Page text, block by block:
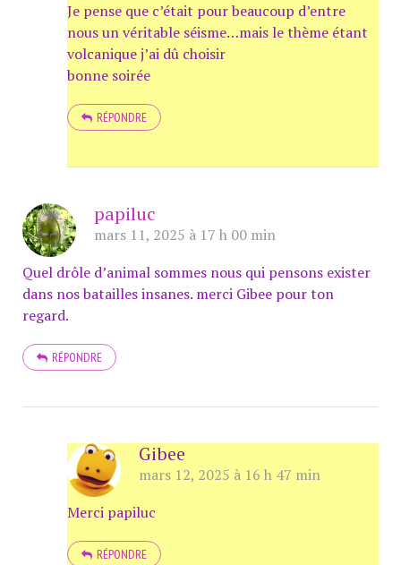
Je pense que c’était pour beaucoup d’entre
nous un véritable séisme…mais le thème étant
volcanique j’ai dû choisir
bonne soirée
RÉPONDRE
papiluc
mars 11, 2025 à 17 h 00 min
Quel drôle d’animal sommes nous qui pensons exister
dans nos batailles insanes. merci Gibee pour ton
regard.
RÉPONDRE
Gibee
mars 12, 2025 à 16 h 47 min
Merci papiluc
RÉPONDRE